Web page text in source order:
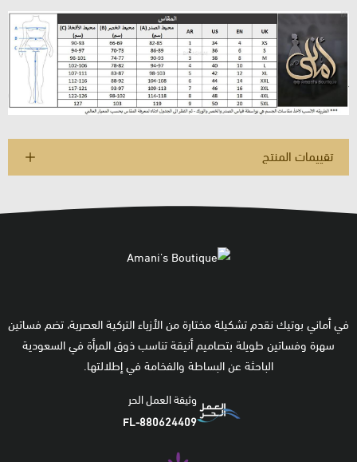
تقييمات المنتج
في أماني بوتيك نقدم تشكيلة مختارة من الأزياء التركية العصرية، تضم فساتين
سهرة وفساتين طويلة بتصاميم أنيقة تناسب ذوق المرأة في السعودية
الباحثة عن البساطة والفخامة في إطلالتها.
وثيقة العمل الحر
FL-880624409